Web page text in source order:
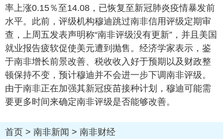
率上涨0.15％至14.08，已恢复至新冠肺炎疫情暴发前
水平。此前，评级机构穆迪跳过南非信用评级定期审
查，上周五发表声明称“南非评级没有更新”，并且美国
就业报告疲软促使美元遭到抛售。经济学家表示，鉴
于南非增长前景改善、税收收入好于预期以及财政整
顿保持不变，预计穆迪并不会进一步下调南非评级。
由于南非正在加强其新冠疫苗接种计划，穆迪可能需
要更多时间来确定南非评级是否能够改善。
首页 > 南非新闻 > 南非财经